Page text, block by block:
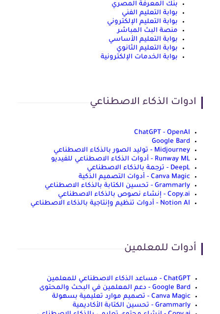
بنك المعرفة المصري
بوابة التعليم الفني
بوابة التعليم الإلكتروني
منصة البث المباشر
بوابة التعليم الأساسي
بوابة التعليم الثانوي
بوابة الخدمات الإلكترونية
ادوات الذكاء الاصطناعي
ChatGPT - OpenAI
Google Bard
Midjourney - توليد الصور بالذكاء الاصطناعي
Runway ML - أدوات الذكاء الاصطناعي للفيديو
DeepL - ترجمة بالذكاء الاصطناعي
Canva Magic - أدوات التصميم الذكية
Grammarly - تحسين الكتابة بالذكاء الاصطناعي
Copy.ai - إنشاء نصوص بالذكاء الاصطناعي
Notion AI - أدوات تنظيم وإنتاجية بالذكاء الاصطناعي
أدوات للمعلمين
ChatGPT - مساعد الذكاء الاصطناعي للمعلمين
Google Bard - دعم المعلمين في البحث والمحتوى
Canva Magic - تصميم موارد تعليمية بسهولة
Grammarly - تحسين الكتابة الأكاديمية